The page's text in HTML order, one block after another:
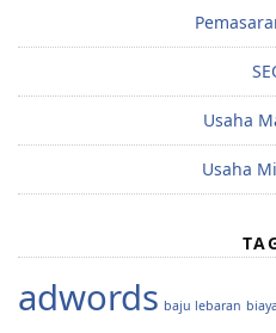
Usaha
Usaha
adwords baju lebaran